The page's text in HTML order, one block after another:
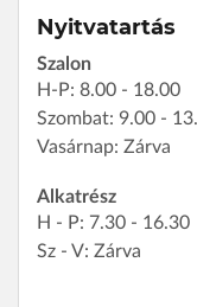
Nyitvatartás
Szalon
H-P: 8.00 - 18.00
Szombat: 9.00 -
Vasárnap: Zárva
Alkatrész
H - P: 7.30 - 16.30
Sz - V: Zárva